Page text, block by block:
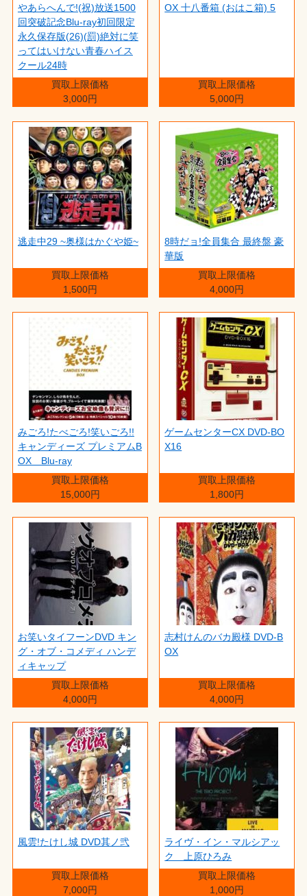
やあらへんで!(祝)放送1500
回突破記念Blu-ray初回限定
永久保存版(26)(罰)絶対に笑
ってはいけない青春ハイス
クール24時
買取上限価格
3,000円
OX 十八番箱 (おはこ箱) 5
買取上限価格
5,000円
逃走中29 ~奥様はかぐや姫~
買取上限価格
1,500円
8時だョ!全員集合 最終盤 豪
華版
買取上限価格
4,000円
みごろ!たべごろ!笑いごろ!!
キャンディーズ プレミアムB
OX Blu-ray
買取上限価格
15,000円
ゲームセンターCX DVD-BO
X16
買取上限価格
1,800円
お笑いタイフーンDVD キン
グ・オブ・コメディ ハンデ
ィキャップ
買取上限価格
4,000円
志村けんのバカ殿様 DVD-B
OX
買取上限価格
4,000円
風雲!たけし城 DVD其ノ弐
買取上限価格
7,000円
ライヴ・イン・マルシアッ
ク 上原ひろみ
買取上限価格
1,000円